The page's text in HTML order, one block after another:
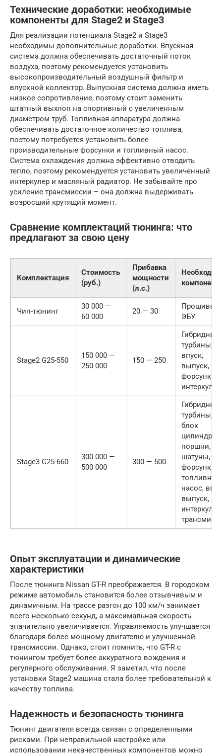
Технические доработки: необходимые
компоненты для Stage2 и Stage3
Для реализации потенциала Stage2 и Stage3
необходимы дополнительные доработки. Впускная
система должна обеспечивать достаточный поток
воздуха, поэтому рекомендуется установить
высокопроизводительный воздушный фильтр и
впускной коллектор. Выпускная система должна иметь
низкое сопротивление, поэтому стоит заменить
штатный выхлоп на спортивный с увеличенным
диаметром труб. Топливная аппаратура должна
обеспечивать достаточное количество топлива,
поэтому потребуется установить более
производительные форсунки и топливный насос.
Система охлаждения должна эффективно отводить
тепло, поэтому рекомендуется установить увеличенный
интеркулер и масляный радиатор. Не забывайте про
усиление трансмиссии – она должна выдерживать
возросший крутящий момент.
Сравнение комплектаций тюнинга: что
предлагают за свою цену
Комплектация
Стоимость
(руб.)
Прибавка
мощности
(л.с.)
Чип-тюнинг
30 000 —
60 000
20 — 30
Прошивка
ЭБУ
Stage2 G25-550
150 000 —
250 000
150 — 250
Гибридные
турбины,
впуск,
выпуск,
форсунки,
интеркулер
Stage3 G25-660
300 000 —
500 000
300 — 500
Гибридные
турбины,
блок
цилиндров,
поршни,
шатуны,
форсунки,
топливный
насос,
выпуск,
интеркулер,
Опыт эксплуатации и динамические
характеристики
После тюнинга Nissan GT-R преображается. В городском
режиме автомобиль становится более отзывчивым и
динамичным. На трассе разгон до 100 км/ч занимает
всего несколько секунд, а максимальная скорость
значительно увеличивается. Управляемость улучшается
благодаря более мощному двигателю и улучшенной
трансмиссии. Однако, стоит помнить, что GT-R с
тюнингом требует более аккуратного вождения и
регулярного обслуживания. Я заметил, что после
установки Stage2 машина стала более требовательной к
качеству топлива.
Надежность и безопасность тюнинга
Тюнинг двигателя всегда связан с определенными
рисками. При неправильной настройке или
использовании некачественных компонентов можно